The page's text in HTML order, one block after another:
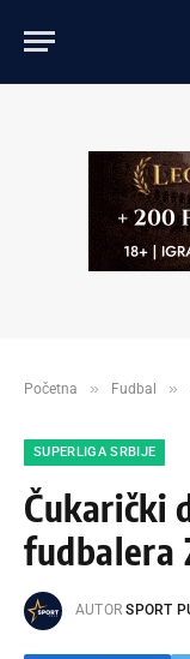
Početna » Fudbal »
SUPERLIGA SRBIJE
Čukarički
fudbalera
AUTOR SPORT